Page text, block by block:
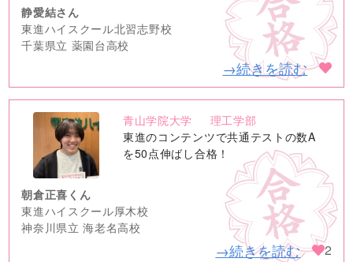
静愛結さん
東進ハイスクール北習志野校
千葉県立 薬園台高校
→続きを読む
no
image
青山学院大学
理工学部
東進のコンテンツで共通テストの数A
を50点伸ばし合格！
朝倉正喜くん
東進ハイスクール厚木校
神奈川県立 海老名高校
→続きを読む 2